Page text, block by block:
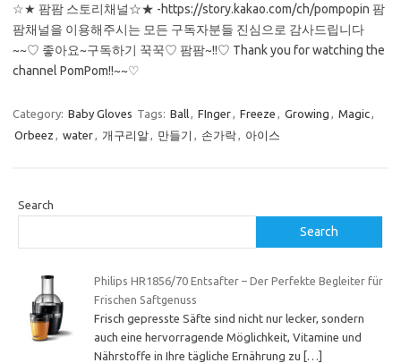
☆★ 팜팜 스토리채널☆★ -https://story.kakao.com/ch/pompopin 팜
팜채널을 이용해주시는 모든 구독자분들 진심으로 감사드립니다
~~♡ 좋아요~구독하기 꾹꾹♡ 팜팜~!!♡ Thank you for watching the
channel PomPom!!~~♡
Category: Baby Gloves Tags: Ball, FInger, Freeze , Growing , Magic,
Orbeez , water, 개구리알, 만들기 , 손가락, 아이스
Search
Search
Philips HR1856/70 Entsafter – Der Perfekte Begleiter für
Frischen Saftgenuss
Frisch gepresste Säfte sind nicht nur lecker, sondern
auch eine hervorragende Möglichkeit, Vitamine und
Nährstoffe in Ihre tägliche Ernährung zu
[…]